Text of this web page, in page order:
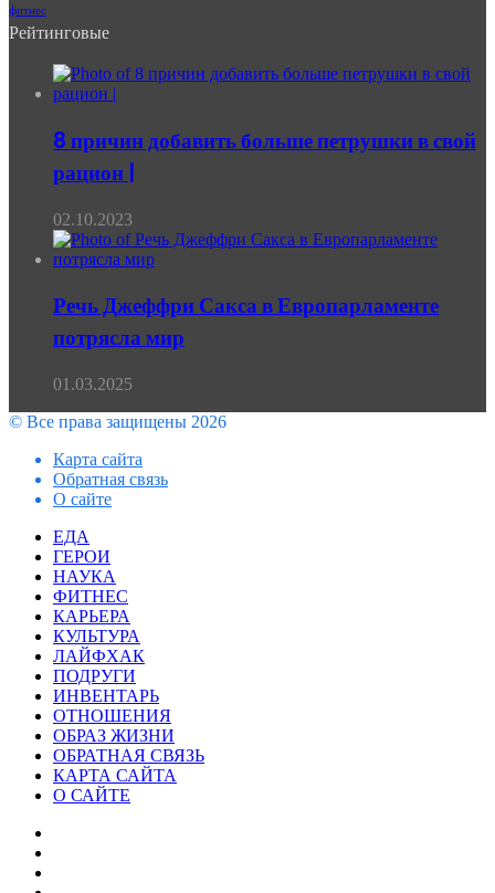
фитнес
Рейтинговые
8 причин добавить больше петрушки в свой
рацион |
02.10.2023
Речь Джеффри Сакса в Европарламенте
потрясла мир
01.03.2025
© Все права защищены 2026
Карта сайта
Обратная связь
О сайте
Facebook
Twitter
WhatsApp
Telegram
ЗакрытьЕДА
ГЕРОИ
НАУКА
ФИТНЕС
КАРЬЕРА
КУЛЬТУРА
ЛАЙФХАК
ПОДРУГИ
ИНВЕНТАРЬ
ОТНОШЕНИЯ
ОБРАЗ ЖИЗНИ
ОБРАТНАЯ СВЯЗЬ
КАРТА САЙТА
О САЙТЕ